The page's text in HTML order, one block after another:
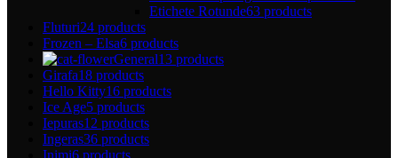
Etichete Rotunde63 products
Fluturi24 products
Frozen – Elsa6 products
General13 products
Girafa18 products
Hello Kitty16 products
Ice Age5 products
Iepuras12 products
Ingeras36 products